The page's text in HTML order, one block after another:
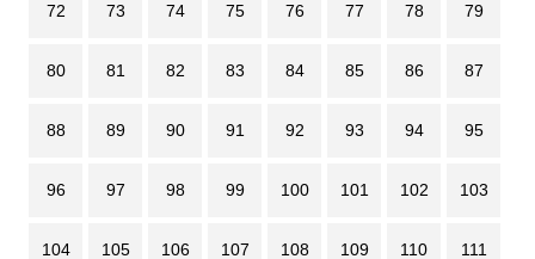
72 73 74 75 76 77 78 79
80 81 82 83 84 85 86 87
88 89 90 91 92 93 94 95
96 97 98 99 100 101 102 103
104 105 106 107 108 109 110 111